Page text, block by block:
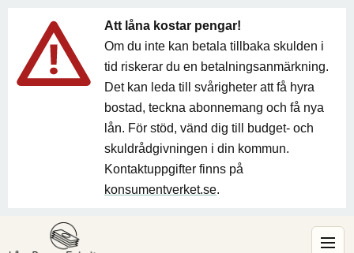
Att låna kostar pengar!
Om du inte kan betala tillbaka skulden i
tid riskerar du en betalningsanmärkning.
Det kan leda till svårigheter att få hyra
bostad, teckna abonnemang och få nya
lån. För stöd, vänd dig till budget- och
skuldrådgivningen i din kommun.
Kontaktuppgifter finns på
konsumentverket.se.